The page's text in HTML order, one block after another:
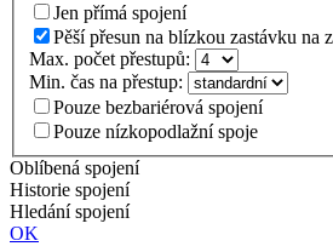
Jen přímá spojení
Pěší přesun na blízkou zastávku na
Max. počet přestupů:
Min. čas na přestup:
Pouze bezbariérová spojení
Pouze nízkopodlažní spoje
Oblíbená spojení
Historie spojení
Hledání spojení
OK